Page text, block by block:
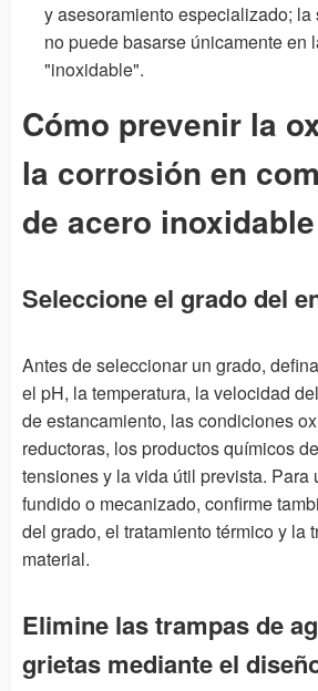
y asesoramiento especializado;
no puede basarse únicamente en
"inoxidable".
Cómo prevenir la
la corrosión en
de acero inoxidable
Seleccione el grado del
Antes de seleccionar un grado,
el pH, la temperatura, la velocidad
de estancamiento, las condiciones
reductoras, los productos químicos
tensiones y la vida útil prevista. Para
fundido o mecanizado, confirme
del grado, el tratamiento térmico y la
material.
Elimine las trampas de
grietas mediante el